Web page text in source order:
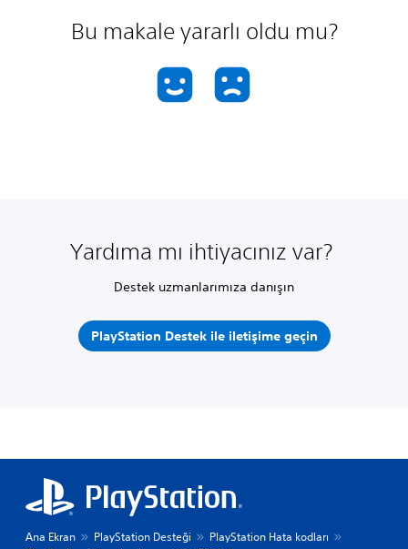
Bu makale yararlı oldu mu?
Yardıma mı ihtiyacınız var?
Destek uzmanlarımıza danışın
PlayStation Destek ile iletişime geçin
Ana Ekran PlayStation Desteği
PlayStation Hata kodları